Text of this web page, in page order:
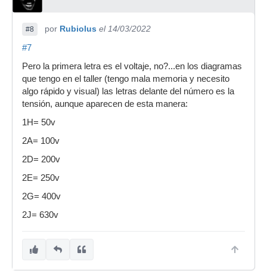
#8 por Rubiolus el 14/03/2022
#7
Pero la primera letra es el voltaje, no?...en los diagramas
que tengo en el taller (tengo mala memoria y necesito
algo rápido y visual) las letras delante del número es la
tensión, aunque aparecen de esta manera:
1H= 50v
2A= 100v
2D= 200v
2E= 250v
2G= 400v
2J= 630v